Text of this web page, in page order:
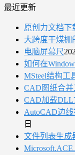
最近更新
原创力文档下
大跨度干煤棚
电脑屏幕尺
如何在
MSteel结构工
CAD图纸合并
CAD加载DLL
AutoCAD边
日
文件列表生成